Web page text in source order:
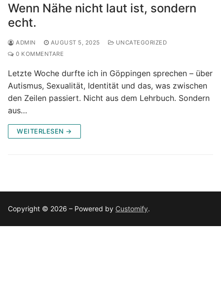
Wenn Nähe nicht laut ist, sondern
echt.
ADMIN AUGUST 5, 2025
UNCATEGORIZED
0 KOMMENTARE
Letzte Woche durfte ich in Göppingen sprechen – über
Autismus, Sexualität, Identität und das, was zwischen
den Zeilen passiert. Nicht aus dem Lehrbuch. Sondern
aus…
WEITERLESEN →
Copyright © 2026 – Powered by Customify.